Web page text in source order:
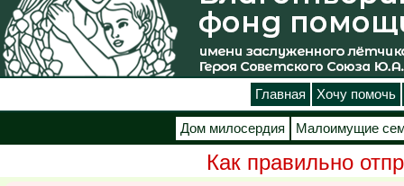
Главная Хочу помочь
Дом милосердия Малоимущие
Как правильно